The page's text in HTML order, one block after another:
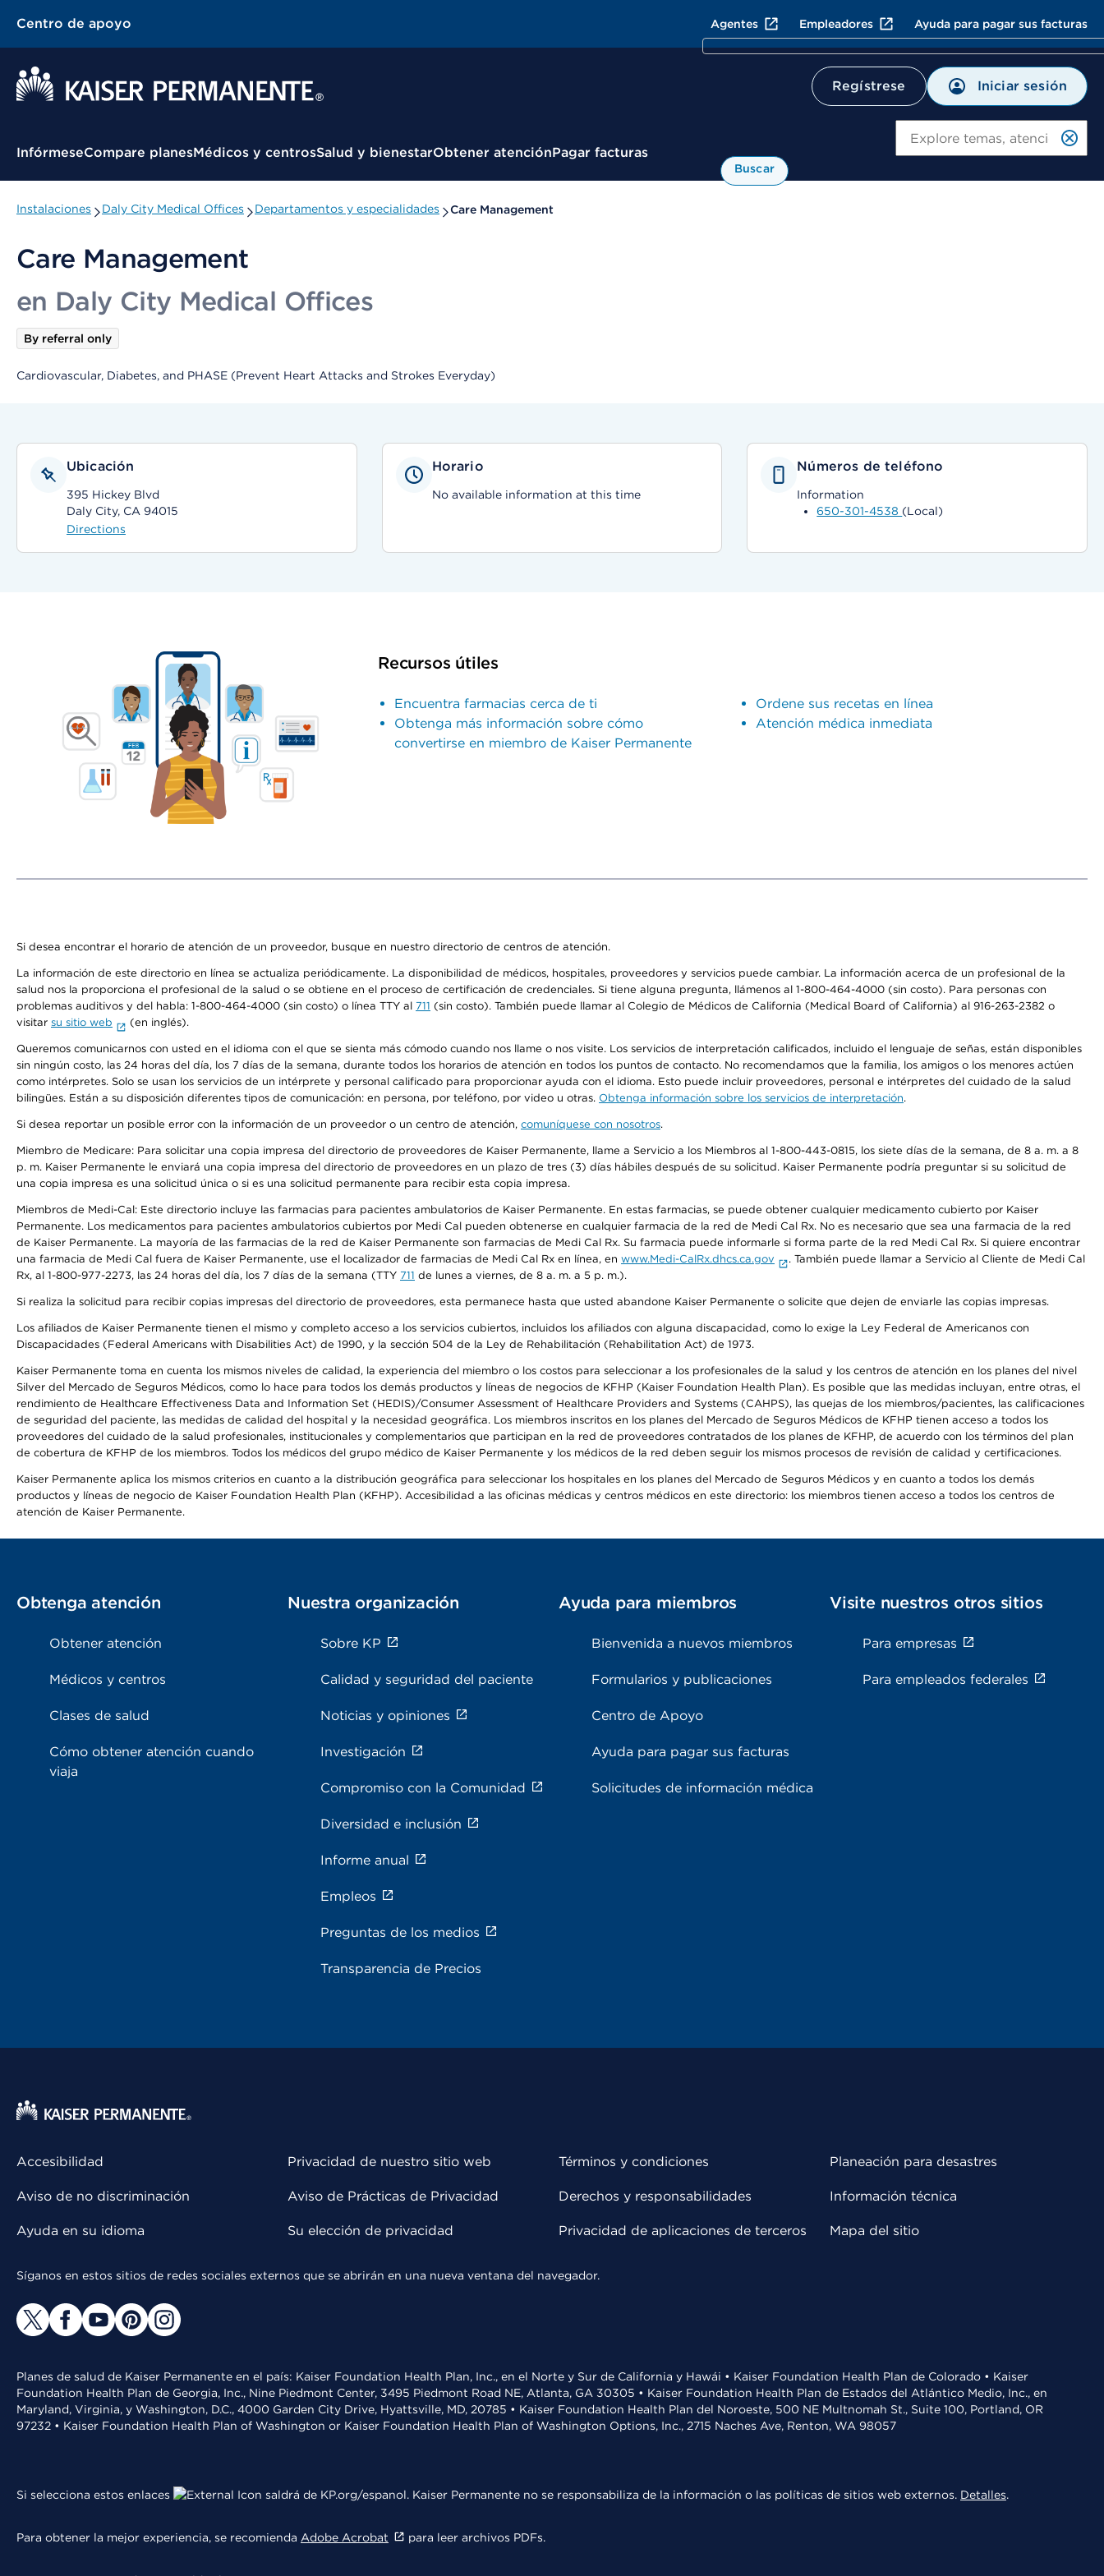
Centro de apoyo Agentes Empleadores Ayuda para pagar sus facturas
Regístrese Iniciar sesión
Menú contextual
InfórmeseCompare planesMédicos y centrosSalud y bienestarObtener atenciónPagar facturas
Buscar
Instalaciones Daly City Medical Offices Departamentos y especialidades Care Management
Care Management
en Daly City Medical Offices
By referral only
Cardiovascular, Diabetes, and PHASE (Prevent Heart Attacks and Strokes Everyday)
Ubicación
395 Hickey Blvd
Daly City, CA 94015
Directions
Horario
No available information at this time
Números de teléfono
Information
650-301-4538 (Local)
Recursos útiles
Encuentra farmacias cerca de ti
Obtenga más información sobre cómo
convertirse en miembro de Kaiser Permanente
Ordene sus recetas en línea
Atención médica inmediata
Si desea encontrar el horario de atención de un proveedor, busque en nuestro directorio de centros de atención.
La información de este directorio en línea se actualiza periódicamente. La disponibilidad de médicos, hospitales, proveedores y servicios puede cambiar. La información acerca de un profesional de la
salud nos la proporciona el profesional de la salud o se obtiene en el proceso de certificación de credenciales. Si tiene alguna pregunta, llámenos al 1-800-464-4000 (sin costo). Para personas con
problemas auditivos y del habla: 1-800-464-4000 (sin costo) o línea TTY al 711 (sin costo). También puede llamar al Colegio de Médicos de California (Medical Board of California) al 916-263-2382 o
visitar su sitio web (en inglés).
Queremos comunicarnos con usted en el idioma con el que se sienta más cómodo cuando nos llame o nos visite. Los servicios de interpretación calificados, incluido el lenguaje de señas, están disponibles
sin ningún costo, las 24 horas del día, los 7 días de la semana, durante todos los horarios de atención en todos los puntos de contacto. No recomendamos que la familia, los amigos o los menores actúen
como intérpretes. Solo se usan los servicios de un intérprete y personal calificado para proporcionar ayuda con el idioma. Esto puede incluir proveedores, personal e intérpretes del cuidado de la salud
bilingües. Están a su disposición diferentes tipos de comunicación: en persona, por teléfono, por video u otras. Obtenga información sobre los servicios de interpretación.
Si desea reportar un posible error con la información de un proveedor o un centro de atención, comuníquese con nosotros.
Miembro de Medicare: Para solicitar una copia impresa del directorio de proveedores de Kaiser Permanente, llame a Servicio a los Miembros al 1-800-443-0815, los siete días de la semana, de 8 a. m. a 8
p. m. Kaiser Permanente le enviará una copia impresa del directorio de proveedores en un plazo de tres (3) días hábiles después de su solicitud. Kaiser Permanente podría preguntar si su solicitud de
una copia impresa es una solicitud única o si es una solicitud permanente para recibir esta copia impresa.
Miembros de Medi-Cal: Este directorio incluye las farmacias para pacientes ambulatorios de Kaiser Permanente. En estas farmacias, se puede obtener cualquier medicamento cubierto por Kaiser
Permanente. Los medicamentos para pacientes ambulatorios cubiertos por Medi Cal pueden obtenerse en cualquier farmacia de la red de Medi Cal Rx. No es necesario que sea una farmacia de la red
de Kaiser Permanente. La mayoría de las farmacias de la red de Kaiser Permanente son farmacias de Medi Cal Rx. Su farmacia puede informarle si forma parte de la red Medi Cal Rx. Si quiere encontrar
una farmacia de Medi Cal fuera de Kaiser Permanente, use el localizador de farmacias de Medi Cal Rx en línea, en www.Medi-CalRx.dhcs.ca.gov
. También puede llamar a Servicio al Cliente de Medi Cal
Rx, al 1-800-977-2273, las 24 horas del día, los 7 días de la semana (TTY 711 de lunes a viernes, de 8 a. m. a 5 p. m.).
Si realiza la solicitud para recibir copias impresas del directorio de proveedores, esta permanece hasta que usted abandone Kaiser Permanente o solicite que dejen de enviarle las copias impresas.
Los afiliados de Kaiser Permanente tienen el mismo y completo acceso a los servicios cubiertos, incluidos los afiliados con alguna discapacidad, como lo exige la Ley Federal de Americanos con
Discapacidades (Federal Americans with Disabilities Act) de 1990, y la sección 504 de la Ley de Rehabilitación (Rehabilitation Act) de 1973.
Kaiser Permanente toma en cuenta los mismos niveles de calidad, la experiencia del miembro o los costos para seleccionar a los profesionales de la salud y los centros de atención en los planes del nivel
Silver del Mercado de Seguros Médicos, como lo hace para todos los demás productos y líneas de negocios de KFHP (Kaiser Foundation Health Plan). Es posible que las medidas incluyan, entre otras, el
rendimiento de Healthcare Effectiveness Data and Information Set (HEDIS)/Consumer Assessment of Healthcare Providers and Systems (CAHPS), las quejas de los miembros/pacientes, las calificaciones
de seguridad del paciente, las medidas de calidad del hospital y la necesidad geográfica. Los miembros inscritos en los planes del Mercado de Seguros Médicos de KFHP tienen acceso a todos los
proveedores del cuidado de la salud profesionales, institucionales y complementarios que participan en la red de proveedores contratados de los planes de KFHP, de acuerdo con los términos del plan
de cobertura de KFHP de los miembros. Todos los médicos del grupo médico de Kaiser Permanente y los médicos de la red deben seguir los mismos procesos de revisión de calidad y certificaciones.
Kaiser Permanente aplica los mismos criterios en cuanto a la distribución geográfica para seleccionar los hospitales en los planes del Mercado de Seguros Médicos y en cuanto a todos los demás
productos y líneas de negocio de Kaiser Foundation Health Plan (KFHP). Accesibilidad a las oficinas médicas y centros médicos en este directorio: los miembros tienen acceso a todos los centros de
atención de Kaiser Permanente.
Obtenga atención
Obtener atención
Médicos y centros
Clases de salud
Cómo obtener atención cuando
viaja
Nuestra organización
Sobre KP
Calidad y seguridad del paciente
Noticias y opiniones
Investigación
Compromiso con la Comunidad
Diversidad e inclusión
Informe anual
Empleos
Preguntas de los medios
Transparencia de Precios
Ayuda para miembros
Bienvenida a nuevos miembros
Formularios y publicaciones
Centro de Apoyo
Ayuda para pagar sus facturas
Solicitudes de información médica
Visite nuestros otros sitios
Para empresas
Para empleados federales
Accesibilidad
Aviso de no discriminación
Ayuda en su idioma
Privacidad de nuestro sitio web
Aviso de Prácticas de Privacidad
Su elección de privacidad
Términos y condiciones
Derechos y responsabilidades
Privacidad de aplicaciones de terceros
Planeación para desastres
Información técnica
Mapa del sitio
Síganos en estos sitios de redes sociales externos que se abrirán en una nueva ventana del navegador.
Planes de salud de Kaiser Permanente en el país: Kaiser Foundation Health Plan, Inc., en el Norte y Sur de California y Hawái • Kaiser Foundation Health Plan de Colorado • Kaiser
Foundation Health Plan de Georgia, Inc., Nine Piedmont Center, 3495 Piedmont Road NE, Atlanta, GA 30305 • Kaiser Foundation Health Plan de Estados del Atlántico Medio, Inc., en
Maryland, Virginia, y Washington, D.C., 4000 Garden City Drive, Hyattsville, MD, 20785 • Kaiser Foundation Health Plan del Noroeste, 500 NE Multnomah St., Suite 100, Portland, OR
97232 • Kaiser Foundation Health Plan of Washington or Kaiser Foundation Health Plan of Washington Options, Inc., 2715 Naches Ave, Renton, WA 98057
Si selecciona estos enlaces saldrá de KP.org/espanol. Kaiser Permanente no se responsabiliza de la información o las políticas de sitios web externos. Detalles.
Para obtener la mejor experiencia, se recomienda Adobe Acrobat para leer archivos PDFs.